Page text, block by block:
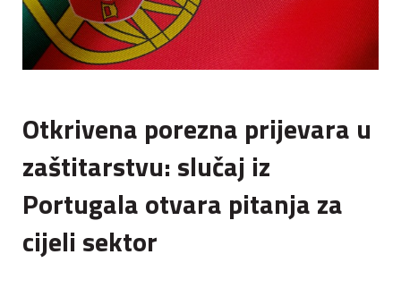
Otkrivena porezna prijevara u
zaštitarstvu: slučaj iz
Portugala otvara pitanja za
cijeli sektor